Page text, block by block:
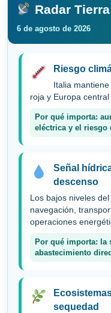
Radar Tierra
6 de agosto de 2026
Riesgo
Italia
roja y Europa
Por qué importa:
eléctrica y el riesgo
Señal
descenso
Los bajos niveles
navegación,
operaciones
Por qué importa: la
abastecimiento
sequedad